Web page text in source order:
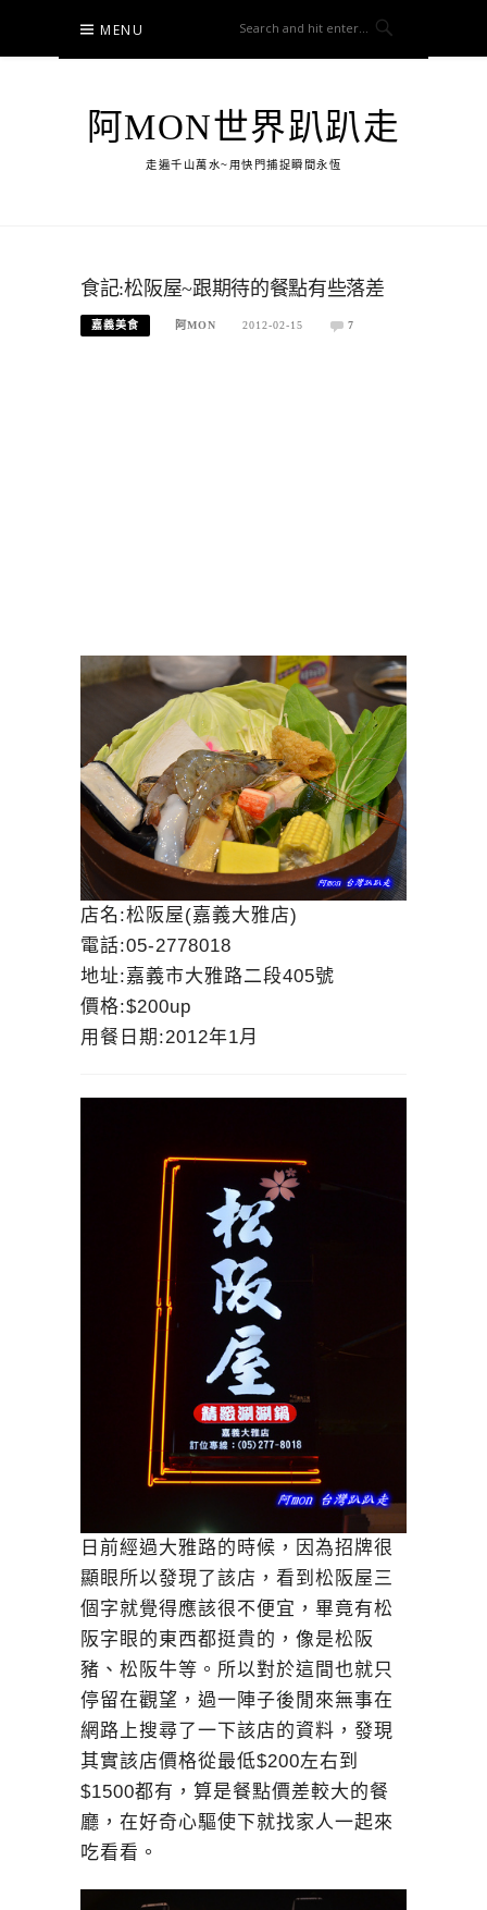
content
MENU
阿MON世界趴趴走
走遍千山萬水~用快門捕捉瞬間永恆
食記:松阪屋~跟期待的餐點有些落差
嘉義美食 阿MON 2012-02-15 7
店名:松阪屋(嘉義大雅店)
電話:05-2778018
地址:嘉義市大雅路二段405號
價格:$200up
用餐日期:2012年1月
日前經過大雅路的時候，因為招牌很
顯眼所以發現了該店，看到松阪屋三
個字就覺得應該很不便宜，畢竟有松
阪字眼的東西都挺貴的，像是松阪
豬、松阪牛等。所以對於這間也就只
停留在觀望，過一陣子後閒來無事在
網路上搜尋了一下該店的資料，發現
其實該店價格從最低$200左右到
$1500都有，算是餐點價差較大的餐
廳，在好奇心驅使下就找家人一起來
吃看看。